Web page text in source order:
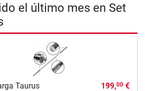
el último mes en Set
Taurus
199,00€